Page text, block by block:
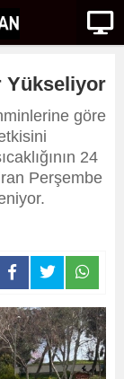
Yükseliyor
göre
24
Perşembe